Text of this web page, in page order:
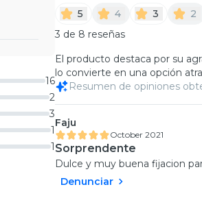
16
2
3
1
1
5 4 3 2
3 de 8 reseñas
El producto destaca por su
lo convierte en una opción
Resumen de opiniones
Faju
October 2021
Sorprendente
Dulce y muy buena fijacion
Denunciar